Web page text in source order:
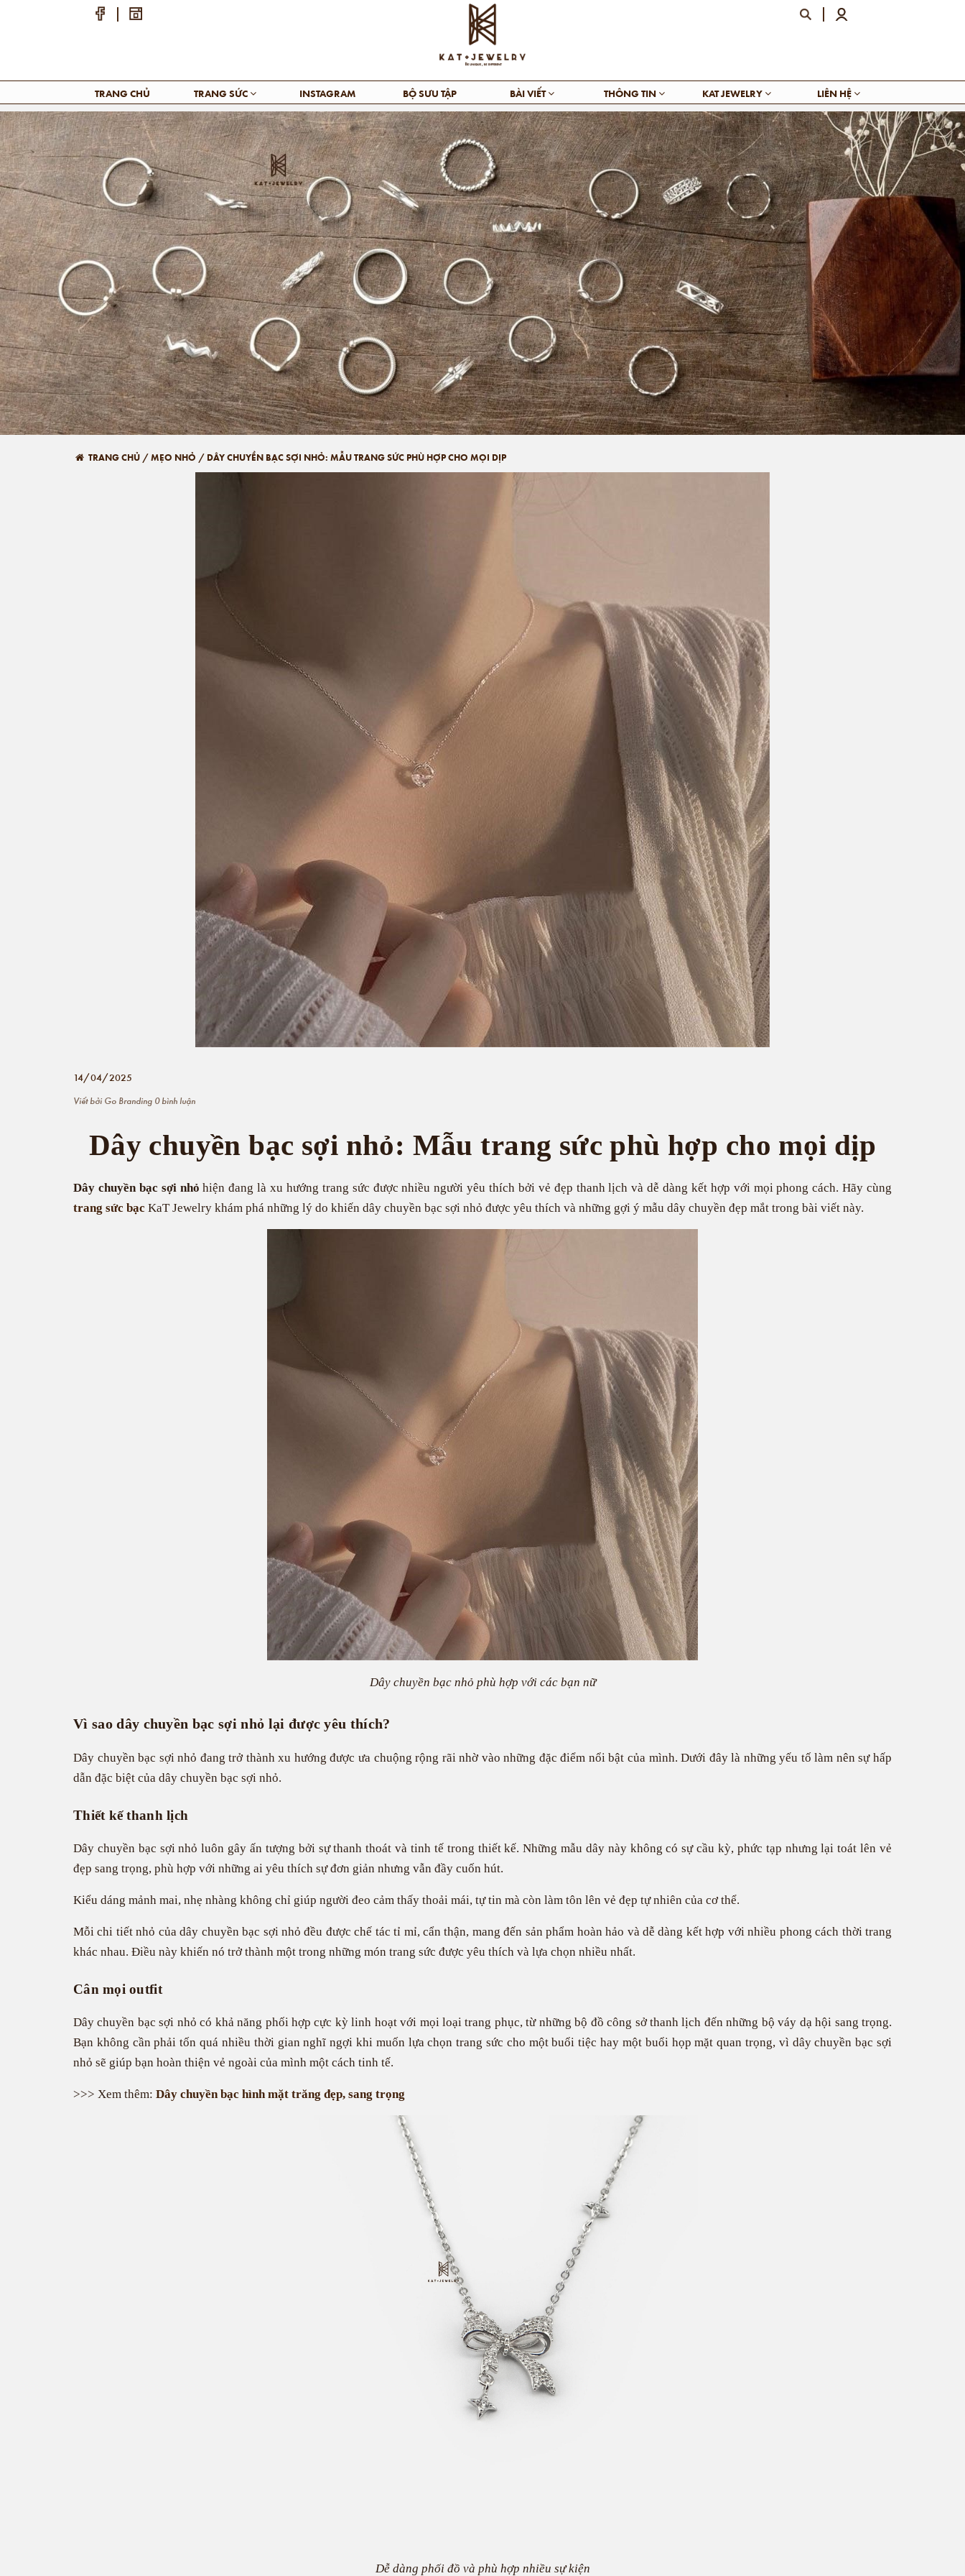
TRANG CHỦ TRANG SỨC INSTAGRAM BỘ SƯU TẬP BÀI VIẾT THÔNG TIN KAT JEWELRY LIÊN HỆ
TRANG CHỦ /MẸO NHỎ / DÂY CHUYỀN BẠC SỢI NHỎ: MẪU TRANG SỨC PHÙ HỢP CHO MỌI DỊP
14/04/2025
Viết bởi Go Branding 0 bình luận
Dây chuyền bạc sợi nhỏ: Mẫu trang sức phù hợp cho mọi dịp
Dây chuyền bạc sợi nhỏ hiện đang là xu hướng trang sức được nhiều người yêu thích bởi vẻ đẹp thanh lịch và dễ dàng kết hợp với mọi phong cách. Hãy cùng
trang sức bạc KaT Jewelry khám phá những lý do khiến dây chuyền bạc sợi nhỏ được yêu thích và những gợi ý mẫu dây chuyền đẹp mắt trong bài viết này.
Dây chuyền bạc nhỏ phù hợp với các bạn nữ
Vì sao dây chuyền bạc sợi nhỏ lại được yêu thích?
Dây chuyền bạc sợi nhỏ đang trở thành xu hướng được ưa chuộng rộng rãi nhờ vào những đặc điểm nổi bật của mình. Dưới đây là những yếu tố làm nên sự hấp
dẫn đặc biệt của dây chuyền bạc sợi nhỏ.
Thiết kế thanh lịch
Dây chuyền bạc sợi nhỏ luôn gây ấn tượng bởi sự thanh thoát và tinh tế trong thiết kế. Những mẫu dây này không có sự cầu kỳ, phức tạp nhưng lại toát lên vẻ
đẹp sang trọng, phù hợp với những ai yêu thích sự đơn giản nhưng vẫn đầy cuốn hút.
Kiểu dáng mảnh mai, nhẹ nhàng không chỉ giúp người đeo cảm thấy thoải mái, tự tin mà còn làm tôn lên vẻ đẹp tự nhiên của cơ thể.
Mỗi chi tiết nhỏ của dây chuyền bạc sợi nhỏ đều được chế tác tỉ mỉ, cẩn thận, mang đến sản phẩm hoàn hảo và dễ dàng kết hợp với nhiều phong cách thời trang
khác nhau. Điều này khiến nó trở thành một trong những món trang sức được yêu thích và lựa chọn nhiều nhất.
Cân mọi outfit
Dây chuyền bạc sợi nhỏ có khả năng phối hợp cực kỳ linh hoạt với mọi loại trang phục, từ những bộ đồ công sở thanh lịch đến những bộ váy dạ hội sang trọng.
Bạn không cần phải tốn quá nhiều thời gian nghĩ ngợi khi muốn lựa chọn trang sức cho một buổi tiệc hay một buổi họp mặt quan trọng, vì dây chuyền bạc sợi
nhỏ sẽ giúp bạn hoàn thiện vẻ ngoài của mình một cách tinh tế.
>>> Xem thêm: Dây chuyền bạc hình mặt trăng đẹp, sang trọng
Dễ dàng phối đồ và phù hợp nhiều sự kiện